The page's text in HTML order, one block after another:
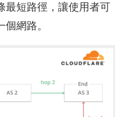
最短路徑，讓使用者可
網路。